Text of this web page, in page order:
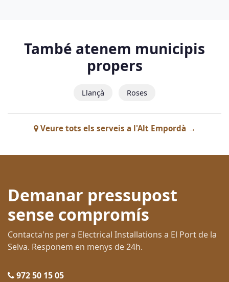
També atenem municipis
propers
Llançà Roses
Veure tots els serveis a l'Alt Empordà →
Demanar pressupost
sense compromís
Contacta'ns per a Electrical Installations a El Port de la
Selva. Responem en menys de 24h.
972 50 15 05